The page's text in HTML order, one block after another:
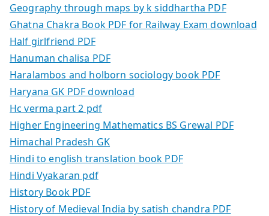
Geography through maps by k siddhartha PDF
Ghatna Chakra Book PDF for Railway Exam download
Half girlfriend PDF
Hanuman chalisa PDF
Haralambos and holborn sociology book PDF
Haryana GK PDF download
Hc verma part 2 pdf
Higher Engineering Mathematics BS Grewal PDF
Himachal Pradesh GK
Hindi to english translation book PDF
Hindi Vyakaran pdf
History Book PDF
History of Medieval India by satish chandra PDF